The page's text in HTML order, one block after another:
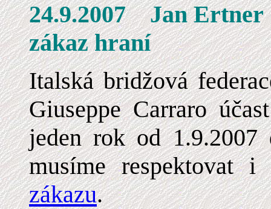
24.9.2007 Jan
zákaz hraní
Italská bridžová
Giuseppe Carraro
jeden rok od
musíme respektovat
zákazu.